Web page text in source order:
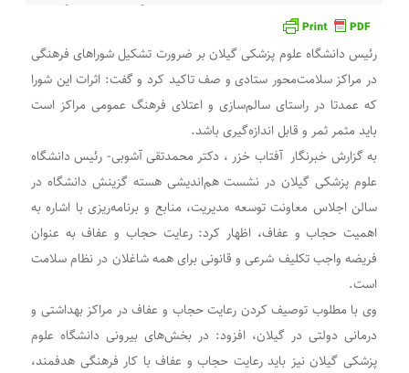
عمومی مراکز است باید مثمر ثمر و قابل اندازه‌گیری باشد. به گزارش
خبرنگار آفتاب خزر ، دکتر محمدتقی آشوبی- رئیس دانشگاه علوم
پزشکی گیلان
رئیس دانشگاه علوم پزشکی گیلان بر ضرورت تشکیل شوراهای فرهنگی
در مراکز سلامت‌محور ستادی و صف تاکید کرد و گفت: اثرات این شورا
که عمدتا در راستای سالم‌سازی و اعتلای فرهنگ عمومی مراکز است
باید مثمر ثمر و قابل اندازه‌گیری باشد.
به گزارش خبرنگار آفتاب خزر ، دکتر محمدتقی آشوبی- رئیس دانشگاه
علوم پزشکی گیلان در نشست هم‌اندیشی هسته گزینش دانشگاه در
سالن اجلاس معاونت توسعه مدیریت، منابع و برنامه‌ریزی با اشاره به
اهمیت حجاب و عفاف، اظهار کرد: رعایت حجاب و عفاف به عنوان
فریضه واجب تکلیف شرعی و قانونی برای همه شاغلان در نظام سلامت
است.
وی با مطلوب توصیف کردن رعایت حجاب و عفاف در مراکز بهداشتی و
درمانی دولتی در گیلان، افزود: در بخش‌های بیرونی دانشگاه علوم
پزشکی گیلان نیز باید رعایت حجاب و عفاف با کار فرهنگی هدفمند،